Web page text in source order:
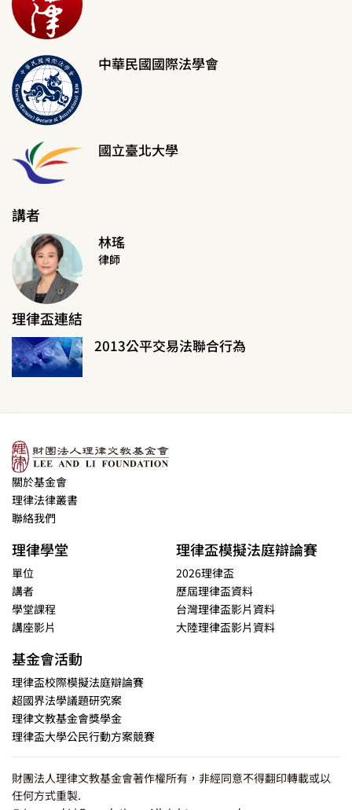
中華民國國際法學會
國立臺北大學
講者
林瑤
律師
理律盃連結
2013公平交易法聯合行為
關於基金會
理律法律叢書
聯絡我們
理律學堂
單位
講者
學堂課程
講座影片
理律盃模擬法庭辯論賽
2026理律盃
歷屆理律盃資料
台灣理律盃影片資料
大陸理律盃影片資料
基金會活動
理律盃校際模擬法庭辯論賽
超國界法學議題研究案
理律文教基金會獎學金
理律盃大學公民行動方案競賽
財團法人理律文教基金會著作權所有，非經同意不得翻印轉載或以
任何方式重製.